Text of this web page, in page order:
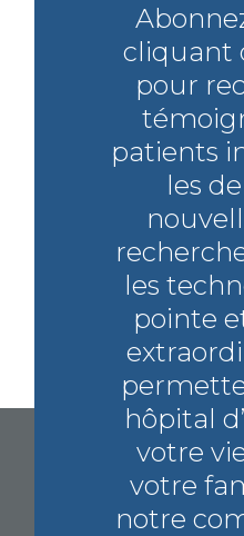
cliquant
pour
patients
les
les
pointe
hôpital
votre
votre
notre